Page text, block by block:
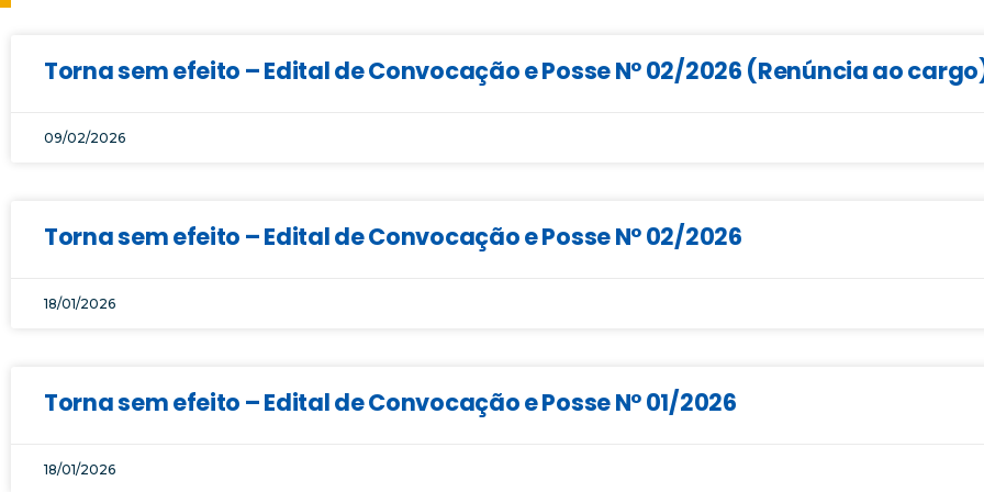
Torna sem efeito – Edital de Convocação e Posse N° 02/2026 (Renúncia ao
09/02/2026
Torna sem efeito – Edital de Convocação e Posse N° 02/2026
18/01/2026
Torna sem efeito – Edital de Convocação e Posse N° 01/2026
18/01/2026